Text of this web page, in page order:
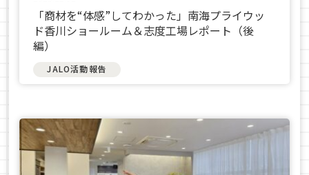
「商材を“体感”してわかった」南海プライウッ
ド香川ショールーム＆志度工場レポート（後
編）
JALO活動報告